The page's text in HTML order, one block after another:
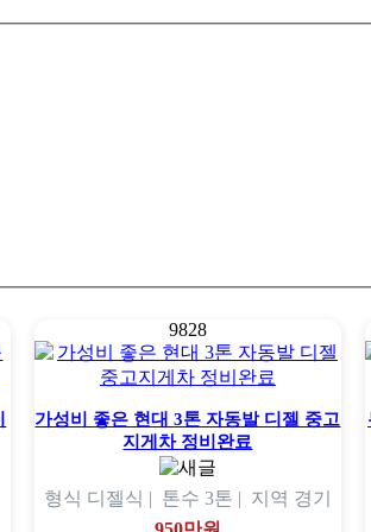
9828
가성비 좋은 현대 3톤 자동발 디젤 중고
지게차 정비완료
형식 디젤식 | 톤수 3톤 | 지역 경기